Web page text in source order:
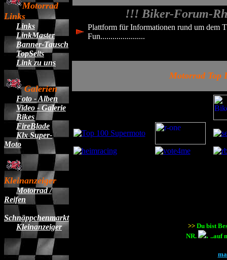
Motorrad
Links
Links
LinkMaster
Banner-Tausch
TopSeits
Link zu uns
Galerien
Foto - Alben
Video - Galerie
Bikes
FireBlade
Klx Super-
Moto
Kleinanzeiger
Motorrad /
Reifen
Schnäppchenmarkt
Kleinanzeiger
!!! Biker-Forum-
Plattform für Informationen rund um dem
Fun......................
Motorrad Top
>> Du bist
NR.
. ..auf